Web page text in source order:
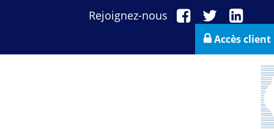
Rejoignez-nous
Accès client